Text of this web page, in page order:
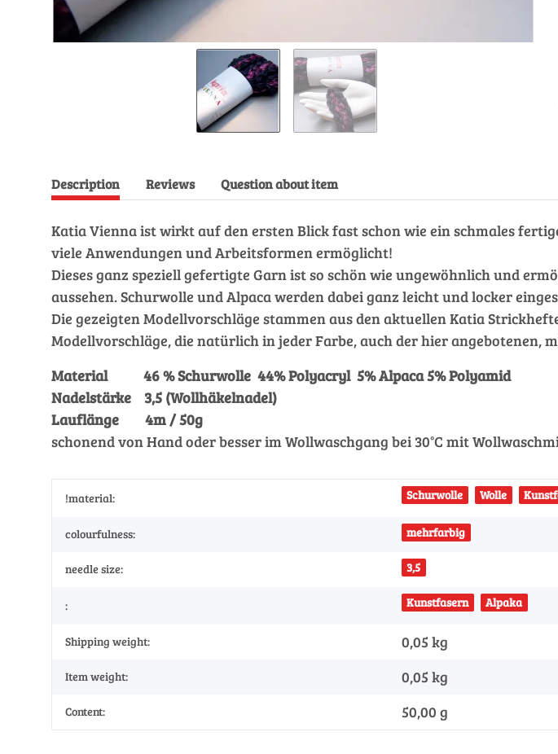
Description Reviews Question about item
Katia Vienna ist wirkt auf den ersten Blick fast schon wie ein schmales
viele Anwendungen und Arbeitsformen ermöglicht!
Dieses ganz speziell gefertigte Garn ist so schön wie ungewöhnlich und
aussehen. Schurwolle und Alpaca werden dabei ganz leicht und locker
Die gezeigten Modellvorschläge stammen aus den aktuellen Katia
Modellvorschläge, die natürlich in jeder Farbe, auch der hier
Material 46 % Schurwolle 44% Polyacryl 5% Alpaca 5% Polyamid
Nadelstärke 3,5 (Wollhäkelnadel)
Lauflänge 4m / 50g
schonend von Hand oder besser im Wollwaschgang bei 30°C mit
!material: Schurwolle Wolle
colourfulness: mehrfarbig
needle size: 3,5
: Kunstfasern Alpaka
Shipping weight: 0,05 kg
Item weight: 0,05 kg
Content: 50,00 g